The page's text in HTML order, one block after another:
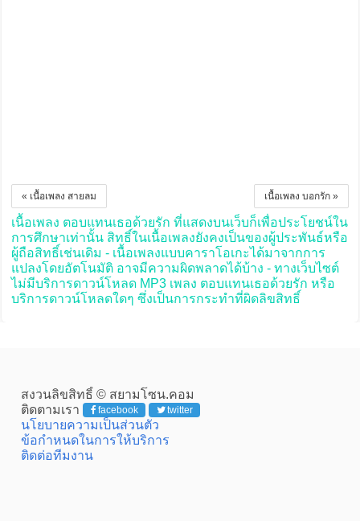
เนื้อเพลง บอกรัก »
« เนื้อเพลง สายลม
เนื้อเพลง ตอบแทนเธอด้วยรัก ที่แสดงบนเว็บก็เพื่อประโยชน์ใน
การศึกษาเท่านั้น สิทธิ์ในเนื้อเพลงยังคงเป็นของผู้ประพันธ์หรือ
ผู้ถือสิทธิ์เช่นเดิม - เนื้อเพลงแบบคาราโอเกะได้มาจากการ
แปลงโดยอัตโนมัติ อาจมีความผิดพลาดได้บ้าง - ทางเว็บไซต์
ไม่มีบริการดาวน์โหลด MP3 เพลง ตอบแทนเธอด้วยรัก หรือ
บริการดาวน์โหลดใดๆ ซึ่งเป็นการกระทำที่ผิดลิขสิทธิ์
สงวนลิขสิทธิ์ © สยามโซน.คอม
ติดตามเรา
facebook twitter
นโยบายความเป็นส่วนตัว
ข้อกำหนดในการให้บริการ
ติดต่อทีมงาน